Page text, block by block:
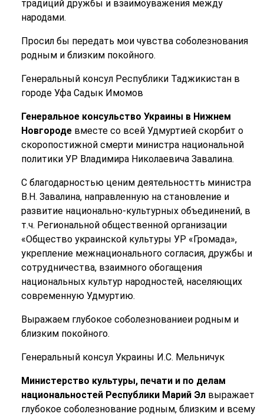
традиций дружбы и взаимоуважения между
народами.
Просил бы передать мои чувства соболезнования
родным и близким покойного.
Генеральный консул Республики Таджикистан в
городе Уфа Садык Имомов
Генеральное консульство Украины в Нижнем
Новгороде вместе со всей Удмуртией скорбит о
скоропостижной смерти министра национальной
политики УР Владимира Николаевича Завалина.
С благодарностью ценим деятельностть министра
В.Н. Завалина, направленную на становление и
развитие национально-культурных объединений, в
т.ч. Региональной общественной организации
«Общество украинской культуры УР «Громада»,
укрепление межнационального согласия, дружбы и
сотрудничества, взаимного обогащения
национальных культур народностей, населяющих
современную Удмуртию.
Выражаем глубокое соболезнованиеи родным и
близким покойного.
Генеральный консул Украины И.С. Мельничук
Министерство культуры, печати и по делам
национальностей Республики Марий Элвыражает
глубокое соболезнование родным, близким и всему